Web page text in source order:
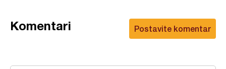
Postavite komentar
Komentari